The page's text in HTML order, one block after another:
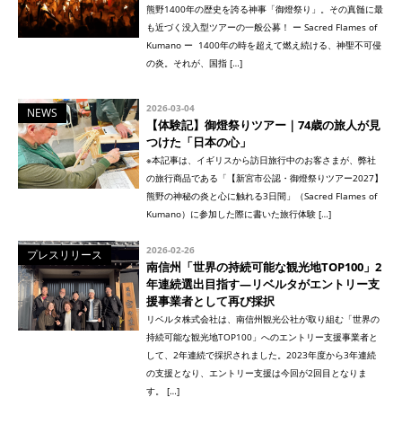
熊野1400年の歴史を誇る神事「御燈祭り」。その真髄に最
も近づく没入型ツアーの一般公募！ ー Sacred Flames of
Kumano ー 1400年の時を超えて燃え続ける、神聖不可侵
の炎。それが、国指 […]
NEWS 2026-03-04
【体験記】御燈祭りツアー｜74歳の旅人が見
つけた「日本の心」
※本記事は、イギリスから訪日旅行中のお客さまが、弊社
の旅行商品である「【新宮市公認・御燈祭りツアー2027】
熊野の神秘の炎と心に触れる3日間」（Sacred Flames of
Kumano）に参加した際に書いた旅行体験 […]
プレスリリース 2026-02-26
南信州「世界の持続可能な観光地TOP100」2
年連続選出目指す—リベルタがエントリー支
援事業者として再び採択
リベルタ株式会社は、南信州観光公社が取り組む「世界の
持続可能な観光地TOP100」へのエントリー支援事業者と
して、2年連続で採択されました。2023年度から3年連続
の支援となり、エントリー支援は今回が2回目となりま
す。 […]